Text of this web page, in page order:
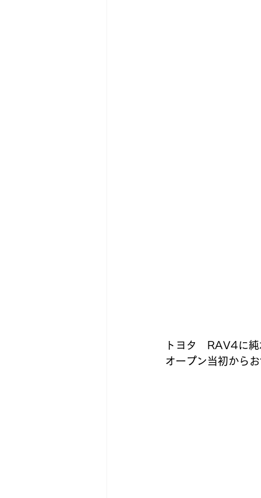
トヨタ　RAV4に
オープン当初から